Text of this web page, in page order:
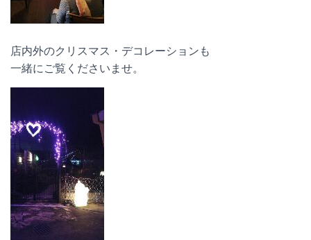
店内外のクリスマス・デコレーションも
一緒にご覧くださいませ。